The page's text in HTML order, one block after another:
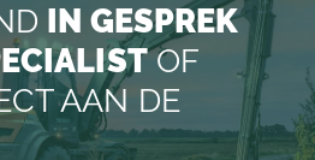
IN GESPREK
OF
AAN DE